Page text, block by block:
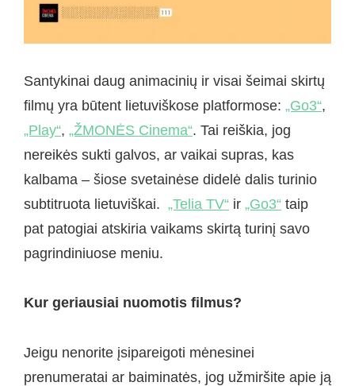
Santykinai daug animacinių ir visai šeimai skirtų
filmų yra būtent lietuviškose platformose: „Go3“,
„Play“, „ŽMONĖS Cinema“. Tai reiškia, jog
nereikės sukti galvos, ar vaikai supras, kas
kalbama – šiose svetainėse didelė dalis turinio
subtitruota lietuviškai. „Telia TV“ ir „Go3“ taip
pat patogiai atskiria vaikams skirtą turinį savo
pagrindiniuose meniu.
Kur geriausiai nuomotis filmus?
Jeigu nenorite įsipareigoti mėnesinei
prenumeratai ar baiminatės, jog užmiršite apie ją